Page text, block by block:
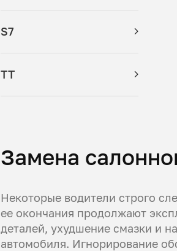
S7
TT
Замена
Некоторые водители строго
ее окончания продолжают
деталей, ухудшение смазки и
автомобиля. Игнорирование